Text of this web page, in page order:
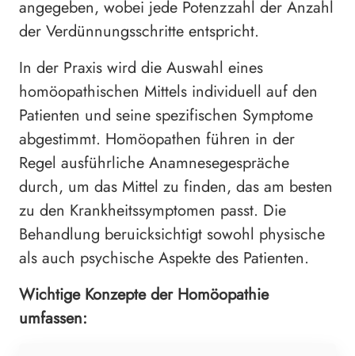
angegeben, wobei jede Potenzzahl der Anzahl
der Verdünnungsschritte entspricht.
In der Praxis wird die Auswahl eines
homöopathischen Mittels individuell auf den
Patienten und seine spezifischen Symptome
abgestimmt. Homöopathen führen in der
Regel ausführliche Anamnesegespräche
durch, um das Mittel zu finden, das am besten
zu den Krankheitssymptomen passt. Die
Behandlung beruicksichtigt sowohl physische
als auch psychische Aspekte des Patienten.
Wichtige Konzepte der Homöopathie
umfassen: